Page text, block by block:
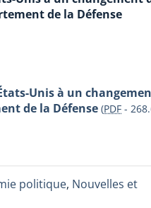
de la Défense
Unis à un
de la Défense (PDF -
politique, Nouvelles et